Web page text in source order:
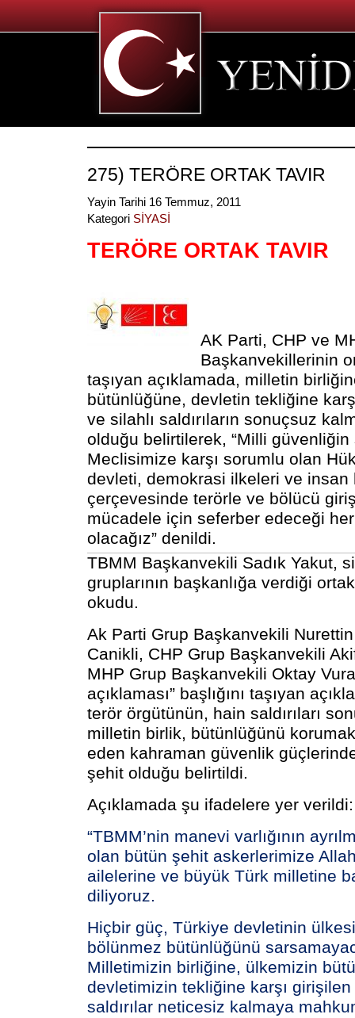
275) TERÖRE ORTAK TAVIR
Yayin Tarihi 16 Temmuz, 2011
Kategori SİYASİ
TERÖRE ORTAK TAVIR
AK Parti, CHP ve
Başkanvekillerinin
taşıyan açıklamada, milletin
bütünlüğüne, devletin tekliğine
ve silahlı saldırıların sonuçsuz
olduğu belirtilerek, “Milli güvenliğin
Meclisimize karşı sorumlu olan
devleti, demokrasi ilkeleri ve insan
çerçevesinde terörle ve bölücü
mücadele için seferber edeceği her
olacağız” denildi.
TBMM Başkanvekili Sadık Yakut,
gruplarının başkanlığa verdiği
okudu.
Ak Parti Grup Başkanvekili Nurettin
Canikli, CHP Grup Başkanvekili
MHP Grup Başkanvekili Oktay
açıklaması” başlığını taşıyan
terör örgütünün, hain saldırıları
milletin birlik, bütünlüğünü
eden kahraman güvenlik
şehit olduğu belirtildi.
Açıklamada şu ifadelere yer verildi:
“TBMM’nin manevi varlığının
olan bütün şehit askerlerimize
ailelerine ve büyük Türk milletine
diliyoruz.
Hiçbir güç, Türkiye devletinin
bölünmez bütünlüğünü
Milletimizin birliğine, ülkemizin
devletimizin tekliğine karşı
saldırılar neticesiz kalmaya